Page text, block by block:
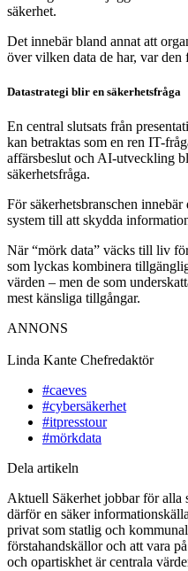
säkerhet.
Det innebär bland annat att
över vilken data de har, var den
Datastrategi blir en säkerhetsfråga
En central slutsats från
kan betraktas som en ren IT-
affärsbeslut och AI-utveckling
säkerhetsfråga.
För säkerhetsbranschen
system till att skydda
När “mörk data” väcks till liv
som lyckas kombinera
värden – men de som
mest känsliga tillgångar.
ANNONS
Linda Kante Chefredaktör
#caeves
#cybersäkerhet
#itpresstour
#mörkdata
Dela artikeln
Aktuell Säkerhet jobbar för alla
därför en säker
privat som statlig och
förstahandskällor och att vara
och opartiskhet är centrala